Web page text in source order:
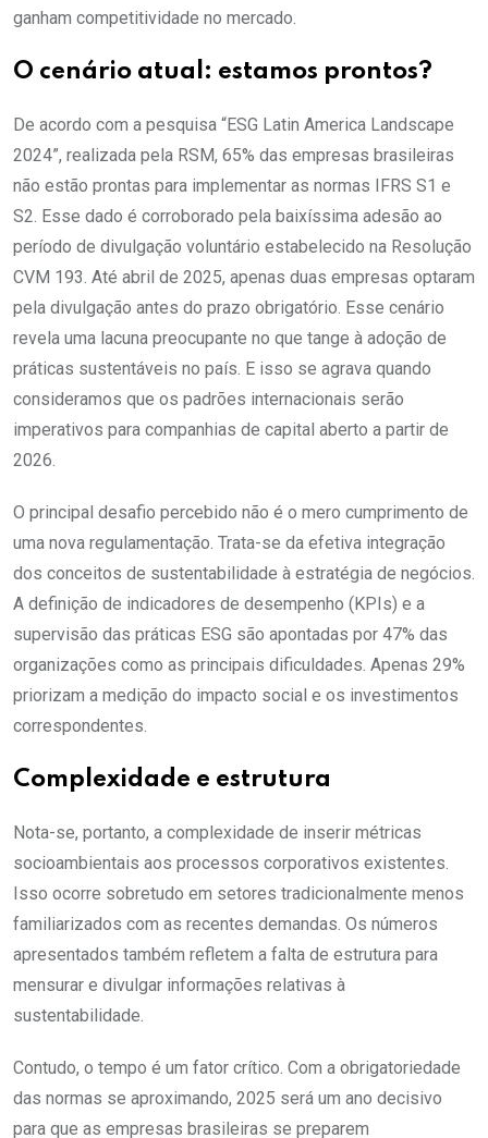
ganham competitividade no mercado.
O cenário atual: estamos prontos?
De acordo com a pesquisa “ESG Latin America Landscape
2024”, realizada pela RSM, 65% das empresas brasileiras
não estão prontas para implementar as normas IFRS S1 e
S2. Esse dado é corroborado pela baixíssima adesão ao
período de divulgação voluntário estabelecido na Resolução
CVM 193. Até abril de 2025, apenas duas empresas optaram
pela divulgação antes do prazo obrigatório. Esse cenário
revela uma lacuna preocupante no que tange à adoção de
práticas sustentáveis no país. E isso se agrava quando
consideramos que os padrões internacionais serão
imperativos para companhias de capital aberto a partir de
2026.
O principal desafio percebido não é o mero cumprimento de
uma nova regulamentação. Trata-se da efetiva integração
dos conceitos de sustentabilidade à estratégia de negócios.
A definição de indicadores de desempenho (KPIs) e a
supervisão das práticas ESG são apontadas por 47% das
organizações como as principais dificuldades. Apenas 29%
priorizam a medição do impacto social e os investimentos
correspondentes.
Complexidade e estrutura
Nota-se, portanto, a complexidade de inserir métricas
socioambientais aos processos corporativos existentes.
Isso ocorre sobretudo em setores tradicionalmente menos
familiarizados com as recentes demandas. Os números
apresentados também refletem a falta de estrutura para
mensurar e divulgar informações relativas à
sustentabilidade.
Contudo, o tempo é um fator crítico. Com a obrigatoriedade
das normas se aproximando, 2025 será um ano decisivo
para que as empresas brasileiras se preparem